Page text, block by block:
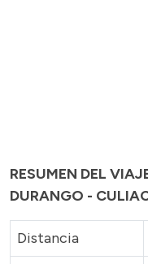
RESUMEN DEL
DURANGO -
Distancia